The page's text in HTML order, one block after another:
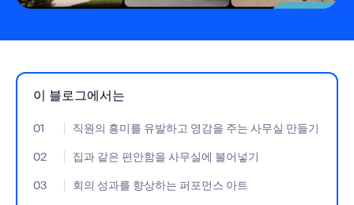
이 블로그에서는
01 직원의 흥미를 유발하고 영감을 주는 사무실 만들기
- Jumplink to 직원의 흥미를 유발하고 영감을 주는 사무실 만들기
02
집과 같은 편안함을 사무실에 불어넣기
- Jumplink to 집과 같은 편안함을 사무실에 불어넣기
03
회의 성과를 향상하는 퍼포먼스 아트
- Jumplink to 회의 성과를 향상하는 퍼포먼스 아트